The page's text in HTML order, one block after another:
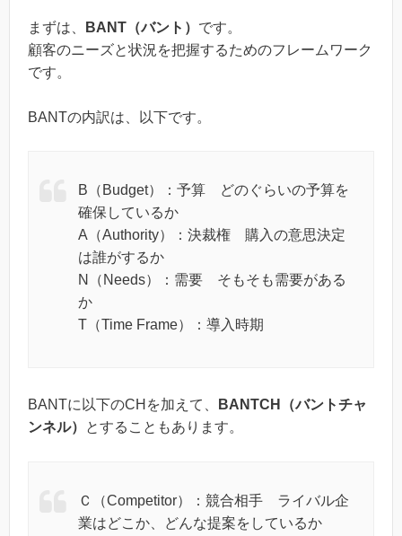
まずは、 BANT（バント） です。
顧客のニーズと状況を把握するためのフレームワーク
です。
BANTの内訳は、以下です。
B（Budget）：予算 どのぐらいの予算を
確保しているか
A（Authority）：決裁権 購入の意思決定
は誰がするか
N（Needs）：需要 そもそも需要がある
か
T（Time Frame）：導入時期
BANTに以下のCHを加えて、
BANTCH（バントチャ
ンネル）
とすることもあります。
Ｃ（Competitor）：競合相手 ライバル企
業はどこか、どんな提案をしているか